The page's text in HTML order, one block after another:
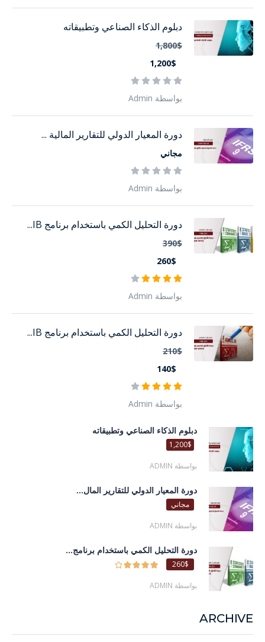
دبلوم الذكاء الصناعي وتطبيقاته
1,800$
1,200$
بواسطة Admin
دورة المعيار الدولي للتقارير المالية ...
مجاني
بواسطة Admin
دورة التحليل الكمي باستخدام برنامج IB...
390$
260$
بواسطة Admin
دورة التحليل الكمي باستخدام برنامج IB...
210$
140$
بواسطة Admin
دبلوم الذكاء الصناعي وتطبيقاته
1,200$
بواسطة ADMIN
دورة المعيار الدولي للتقارير المال...
مجاني
بواسطة ADMIN
دورة التحليل الكمي باستخدام برنامج...
260$
بواسطة ADMIN
ARCHIVE